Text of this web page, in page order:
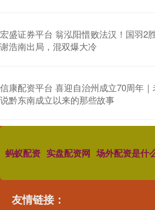
宏盛证券平台 翁泓阳惜败法汉！国羽2
谢浩南出局，混双爆大冷
信康配资平台 喜迎自治州成立70周年
说黔东南成立以来的那些故事
蚂蚁配资 实盘配资网 场外配资是什
友情链接：